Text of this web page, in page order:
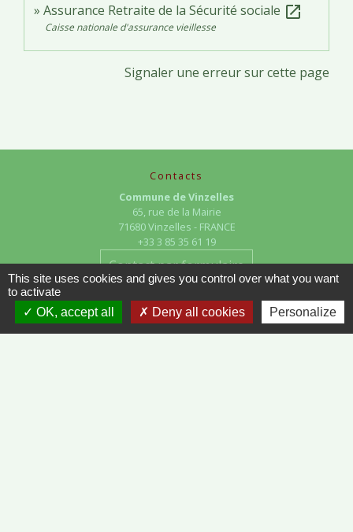
Assurance Retraite de la Sécurité sociale open_in_new
Caisse nationale d'assurance vieillesse
Signaler une erreur sur cette page
Contacts
Commune de Vinzelles
65, rue de la Mairie
71680 Vinzelles - FRANCE
+33 3 85 35 61 19
Contact par formulaire
This site uses cookies and gives you control over what you want
to activate
OK, accept all
Deny all cookies Personalize